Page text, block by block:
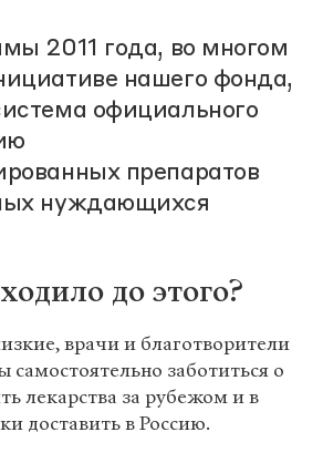
2011 года, во многом
нашего фонда,
официального
препаратов
нуждающихся
до этого?
врачи и благотворители
заботиться о
лекарства за рубежом и в
доставить в Россию.